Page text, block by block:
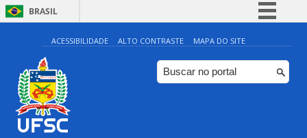
BRASIL
Simplifique!
Comunica BR
Participe
ACESSIBILIDADE ALTO CONTRASTE MAPA DO SITE
0:00